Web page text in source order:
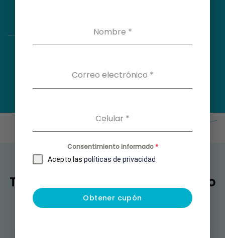
Nombre *
Correo electrónico *
Celular *
Consentimiento informado*
Acepto las políticas de privacidad
Obtener cupón
También puedes estar buscando